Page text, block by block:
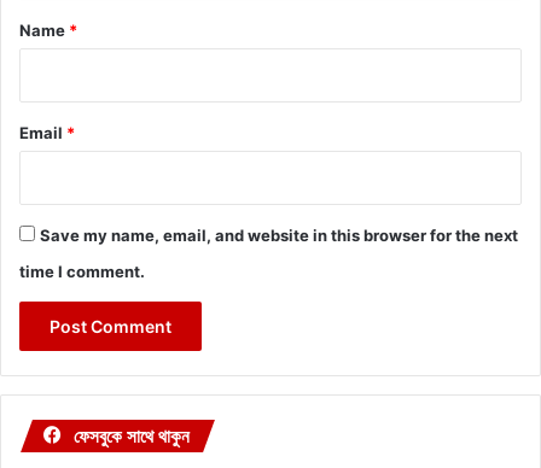
*
Name *
Email *
Save my name, email, and website in this browser for the next
time I comment.
ফেসবুকে সাথে থাকুন